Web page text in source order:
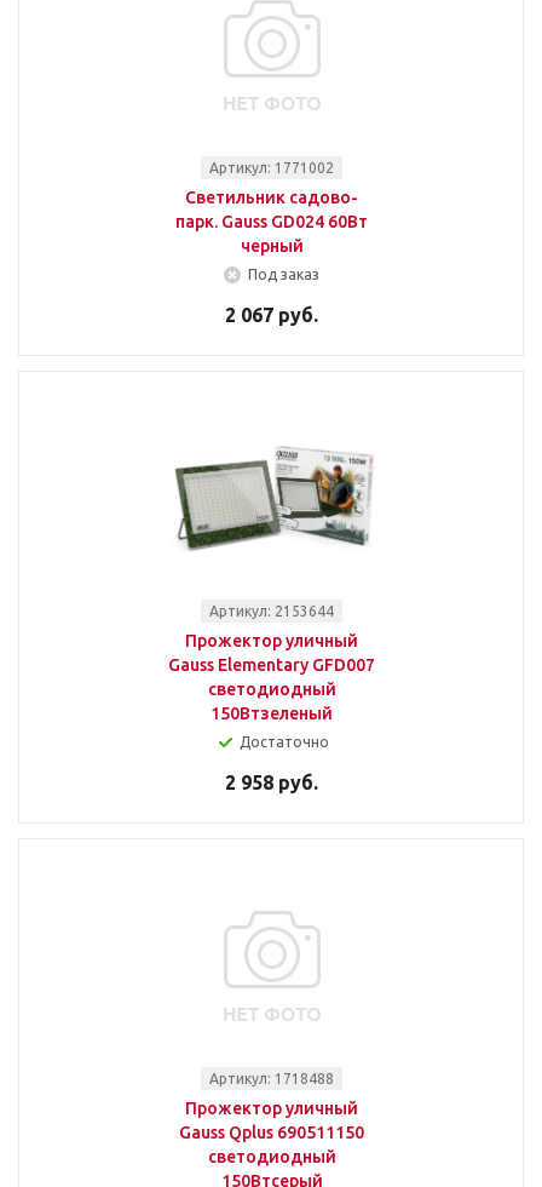
Артикул: 1771002
Светильник садово-
парк. Gauss GD024 60Вт
черный
Под заказ
2 067 руб.
Артикул: 2153644
Прожектор уличный
Gauss Elementary GFD007
светодиодный
150Втзеленый
Достаточно
2 958 руб.
Артикул: 1718488
Прожектор уличный
Gauss Qplus 690511150
светодиодный
150Втсерый